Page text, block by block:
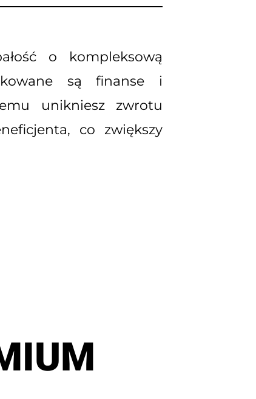
o kompleksową
są finanse i
unikniesz zwrotu
co zwiększy